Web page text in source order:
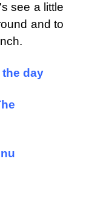
see a little
and to
day